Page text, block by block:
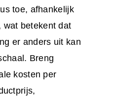
toe, afhankelijk
wat betekent dat
er anders uit kan
Breng
kosten per